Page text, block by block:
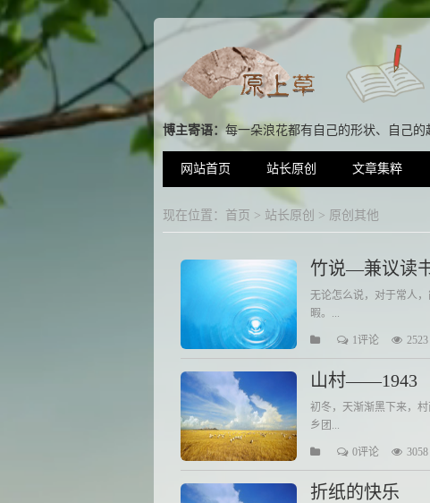
博主寄语：每一朵浪花都有自己的形状、自己的
网站首页 站长原创 文章集粹
现在位置： 首页 > 站长原创 > 原创其他
竹说—兼议读
无论怎么说，对于常人
暇。...
1评论 2523
山村——1943
初冬，天渐渐黑下来，
乡团...
0评论 3058
折纸的快乐